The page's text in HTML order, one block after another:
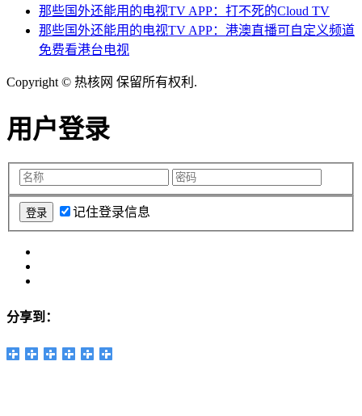
那些国外还能用的电视TV APP：打不死的Cloud TV
那些国外还能用的电视TV APP：港澳直播可自定义频道
免费看港台电视
Copyright © 热核网 保留所有权利.
用户登录
记住登录信息
分享到：